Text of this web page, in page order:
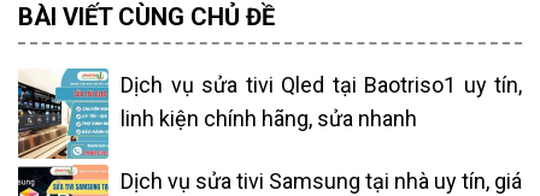
BÀI VIẾT CÙNG CHỦ ĐỀ
Dịch vụ sửa tivi Qled tại Baotriso1 uy tín,
linh kiện chính hãng, sửa nhanh
Dịch vụ sửa tivi Samsung tại nhà uy tín, giá